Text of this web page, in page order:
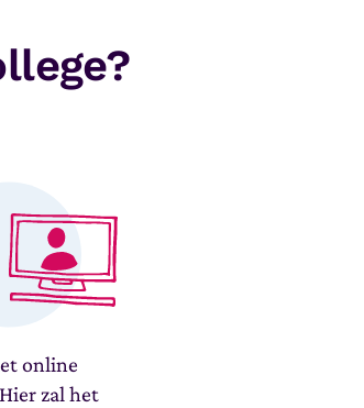
online
zal het